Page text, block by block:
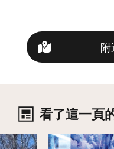
看了這一頁
詳情